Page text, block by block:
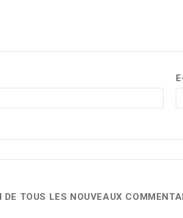
DE TOUS LES NOUVEAUX